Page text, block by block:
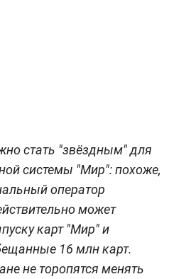
стать "звёздным" для
системы "Мир": похоже,
оператор
может
карт "Мир" и
16 млн карт.
не торопятся менять